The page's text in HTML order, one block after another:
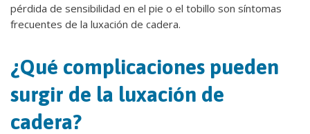
pérdida de sensibilidad en el pie o el tobillo son síntomas
frecuentes de la luxación de cadera.
¿Qué complicaciones pueden
surgir de la luxación de
cadera?